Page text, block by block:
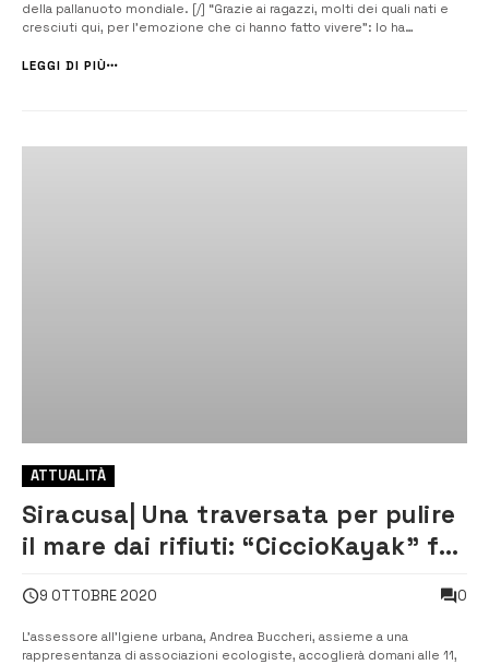
della pallanuoto mondiale. [/] “Grazie ai ragazzi, molti dei quali nati e
cresciuti qui, per l’emozione che ci hanno fatto vivere”: lo ha
profilo FB, si era complimentato con i biancoverdi per il [&h...
LEGGI DI PIÙ
ATTUALITÀ
Siracusa| Una traversata per pulire
il mare dai rifiuti: “CiccioKayak” fa
9 OTTOBRE 2020 0
L’assessore all’Igiene urbana, Andrea Buccheri, assieme a una
rappresentanza di associazioni ecologiste, accoglierà domani alle 11,